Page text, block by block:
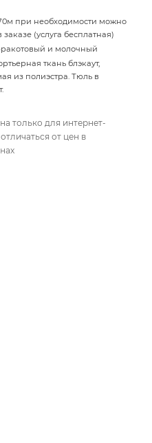
при необходимости можно
(услуга бесплатная)
и молочный
ткань блэкаут,
из полиэстра. Тюль в
только для интернет-
от цен в